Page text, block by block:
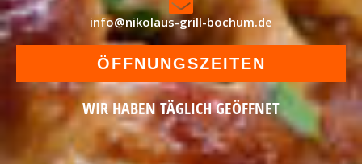
info@nikolaus-grill-bochum.de
ÖFFNUNGSZEITEN
WIR HABEN TÄGLICH GEÖFFNET